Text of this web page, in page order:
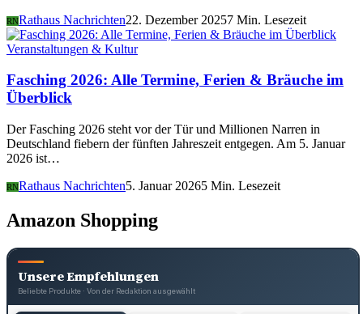
RNRathaus Nachrichten22. Dezember 20257 Min. Lesezeit
Veranstaltungen & Kultur
Fasching 2026: Alle Termine, Ferien & Bräuche im
Überblick
Der Fasching 2026 steht vor der Tür und Millionen Narren in
Deutschland fiebern der fünften Jahreszeit entgegen. Am 5. Januar
2026 ist…
RNRathaus Nachrichten5. Januar 20265 Min. Lesezeit
Amazon Shopping
Unsere Empfehlungen
Beliebte Produkte · Von der Redaktion ausgewählt